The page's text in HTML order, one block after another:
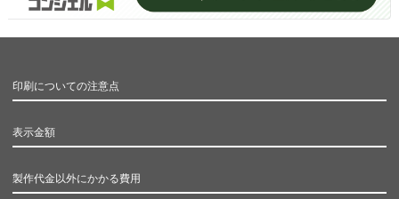
印刷についての注意点
表示金額
製作代金以外にかかる費用